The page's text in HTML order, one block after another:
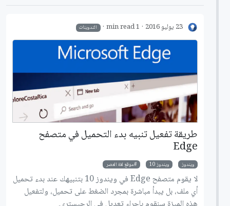
23 يوليو 2016 1 min read التدوينات
طريقة تفعيل تنبيه بدء التحميل في متصفح
Edge
ويندوز ويندوز 10 موقع لغة العصر
لا يقوم متصفح Edge في ويندوز 10 بتنبيهك عند بدء تحميل
أي ملف، بل يبدأ مباشرة بمجرد الضغط على تحميل، ولتفعيل